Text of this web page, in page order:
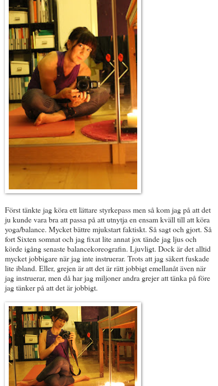
Först tänkte jag köra ett lättare styrkepass men så kom jag på att det
ju kunde vara bra att passa på att utnytja en ensam kväll till att köra
yoga/balance. Mycket bättre mjukstart faktiskt. Så sagt och gjort. Så
fort Sixten somnat och jag fixat lite annat jox tände jag ljus och
körde igång senaste balancekoreografin. Ljuvligt. Dock är det alltid
mycket jobbigare när jag inte instruerar. Trots att jag säkert fuskade
lite ibland. Eller, grejen är att det är rätt jobbigt emellanåt även när
jag instruerar, men då har jag miljoner andra grejer att tänka på före
jag tänker på att det är jobbigt.